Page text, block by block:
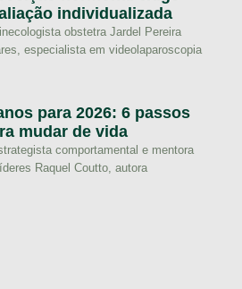
individualizada
obstetra Jardel Pereira
especialista em videolaparoscopia
para 2026: 6 passos
mudar de vida
comportamental e mentora
Raquel Coutto, autora